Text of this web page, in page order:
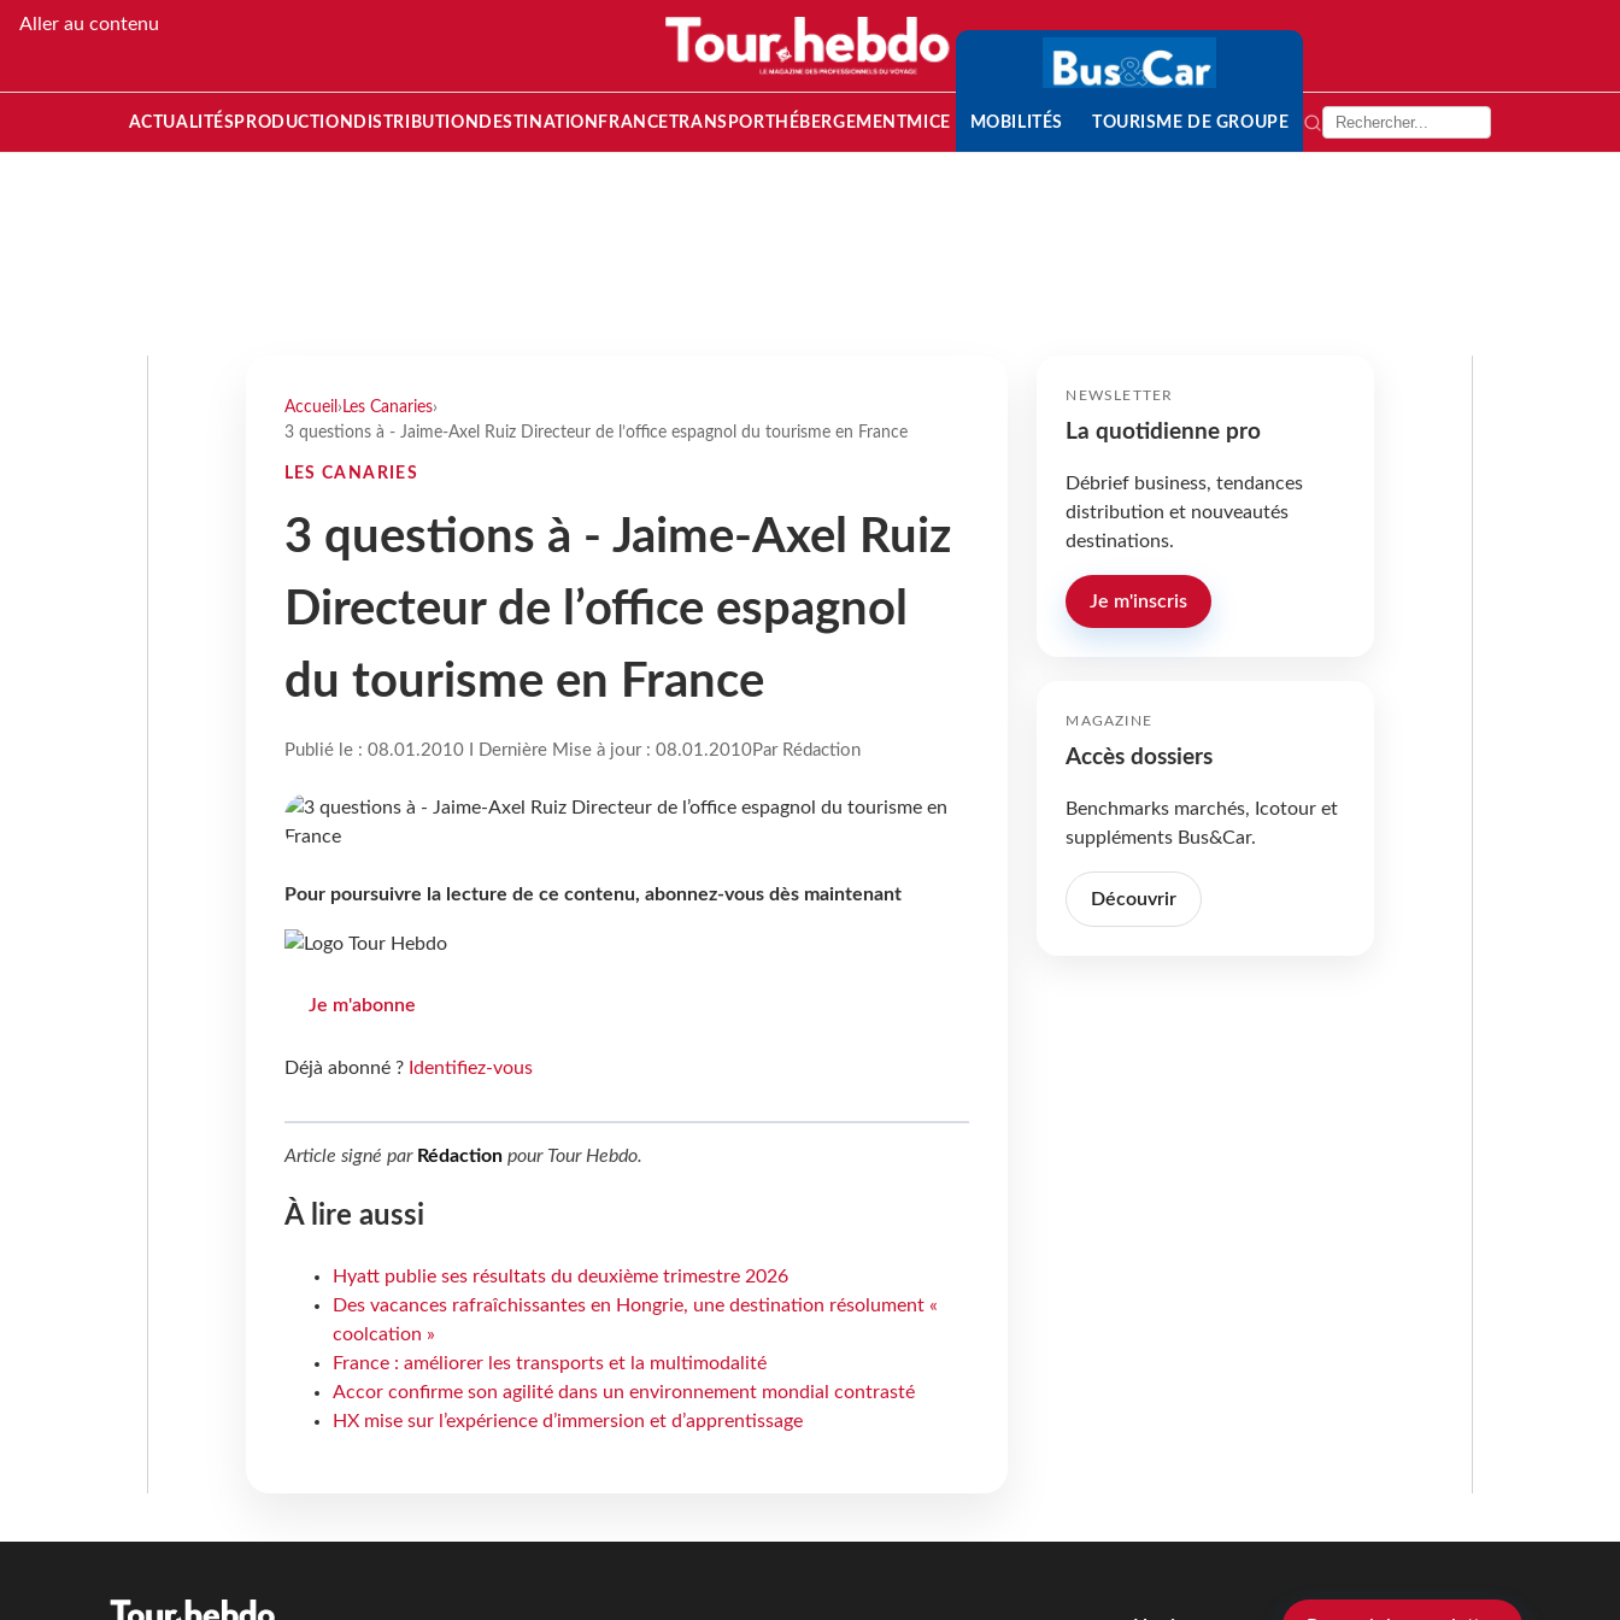
Aller au contenu
ACTUALITÉS PRODUCTION DISTRIBUTION DESTINATION FRANCETRANSPORT HÉBERGEMENTMICE MOBILITÉS TOURISME DE GROUPE
Accueil › Les Canaries›
3 questions à - Jaime-Axel Ruiz Directeur de l’office espagnol du tourisme en France
LES CANARIES
3 questions à - Jaime-Axel Ruiz
Directeur de l’office espagnol
du tourisme en France
Publié le : 08.01.2010 I Dernière Mise à jour : 08.01.2010Par Rédaction
Pour poursuivre la lecture de ce contenu, abonnez-vous dès maintenant
Je m'abonne
Déjà abonné ? Identifiez-vous
Article signé par Rédactionpour Tour Hebdo.
À lire aussi
Hyatt publie ses résultats du deuxième trimestre 2026
Des vacances rafraîchissantes en Hongrie, une destination résolument «
coolcation »
France : améliorer les transports et la multimodalité
Accor confirme son agilité dans un environnement mondial contrasté
HX mise sur l’expérience d’immersion et d’apprentissage
NEWSLETTER
La quotidienne pro
Débrief business, tendances
distribution et nouveautés
destinations.
Je m'inscris
MAGAZINE
Accès dossiers
Benchmarks marchés, Icotour et
suppléments Bus&Car.
Découvrir